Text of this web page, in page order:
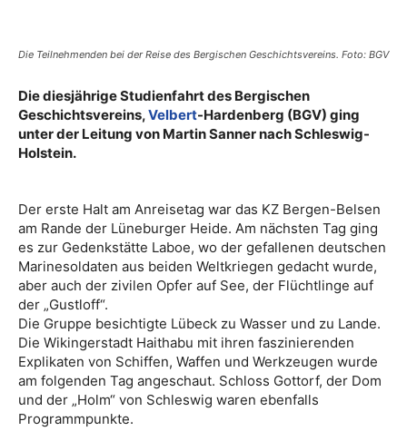
Die Teilnehmenden bei der Reise des Bergischen Geschichtsvereins. Foto: BGV
Die diesjährige Studienfahrt des Bergischen
Geschichtsvereins,Velbert-Hardenberg (BGV) ging
unter der Leitung von Martin Sanner nach Schleswig-
Holstein.
Der erste Halt am Anreisetag war das KZ Bergen-Belsen
am Rande der Lüneburger Heide. Am nächsten Tag ging
es zur Gedenkstätte Laboe, wo der gefallenen deutschen
Marinesoldaten aus beiden Weltkriegen gedacht wurde,
aber auch der zivilen Opfer auf See, der Flüchtlinge auf
der „Gustloff“.
Die Gruppe besichtigte Lübeck zu Wasser und zu Lande.
Die Wikingerstadt Haithabu mit ihren faszinierenden
Explikaten von Schiffen, Waffen und Werkzeugen wurde
am folgenden Tag angeschaut. Schloss Gottorf, der Dom
und der „Holm“ von Schleswig waren ebenfalls
Programmpunkte.